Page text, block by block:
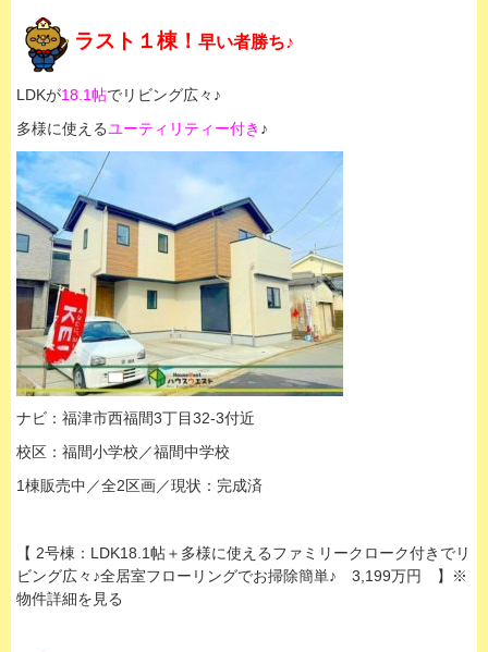
ラスト１棟！ 早い者勝ち♪
LDKが18.1帖でリビング広々♪
多様に使えるユーティリティー付き ♪
ナビ：福津市西福間3丁目32-3付近
校区：福間小学校／福間中学校
1棟販売中／全2区画／現状： 完成済
【 2号棟：LDK18.1帖＋多様に使えるファミリークローク付きでリ
ビング広々♪全居室フローリングでお掃除簡単♪ 3,199万円 】※
物件詳細を見る